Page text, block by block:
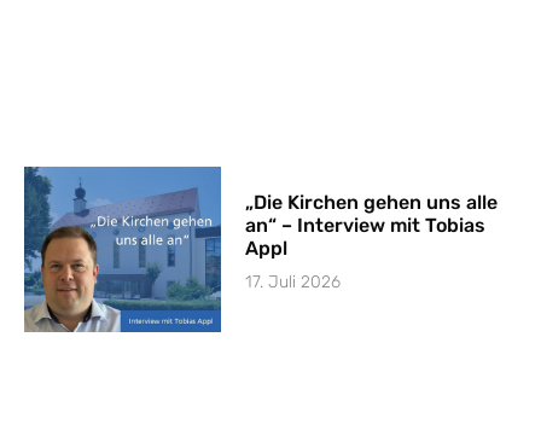
„Die Kirchen gehen uns alle
an“ – Interview mit Tobias
Appl
17. Juli 2026